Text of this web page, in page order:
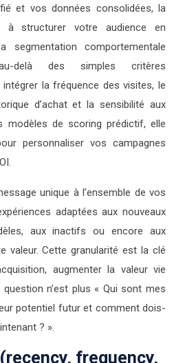
et vos données consolidées, la
à structurer votre audience en
segmentation comportementale
delà des simples critères
la fréquence des visites, le
d’achat et la sensibilité aux
modèles de scoring prédictif, elle
personnaliser vos campagnes
unique à l’ensemble de vos
adaptées aux nouveaux
aux inactifs ou encore aux
valeur. Cette granularité est la clé
augmenter la valeur vie
n’est plus « Qui sont mes
potentiel futur et comment dois-
? ».
frequency,